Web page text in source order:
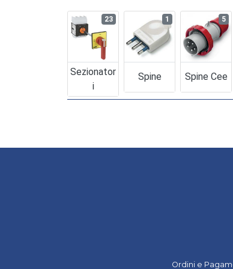
Sezionator
I
23
Spine
1
Spine Cee
5
Ordini e